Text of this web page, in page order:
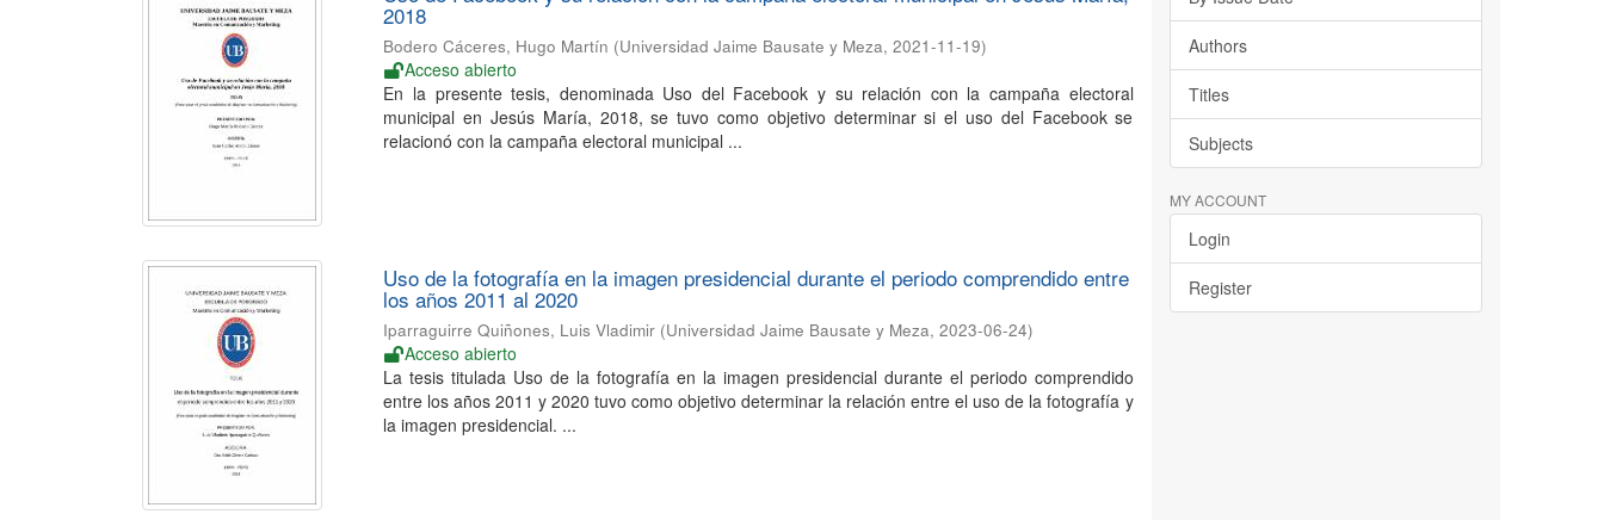
2018
Bodero Cáceres, Hugo Martín (Universidad Jaime Bausate y Meza,2021-11-19)
Acceso abierto
En la presente tesis, denominada Uso del Facebook y su relación con la campaña electoral
municipal en Jesús María, 2018, se tuvo como objetivo determinar si el uso del Facebook se
relacionó con la campaña electoral municipal ...
Uso de la fotografía en la imagen presidencial durante el periodo comprendido entre
los años 2011 al 2020
Iparraguirre Quiñones, Luis Vladimir (Universidad Jaime Bausate y Meza,2023-06-24)
Acceso abierto
La tesis titulada Uso de la fotografía en la imagen presidencial durante el periodo comprendido
entre los años 2011 y 2020 tuvo como objetivo determinar la relación entre el uso de la fotografía y
la imagen presidencial. ...
Authors
Titles
Subjects
MY ACCOUNT
Login
Register